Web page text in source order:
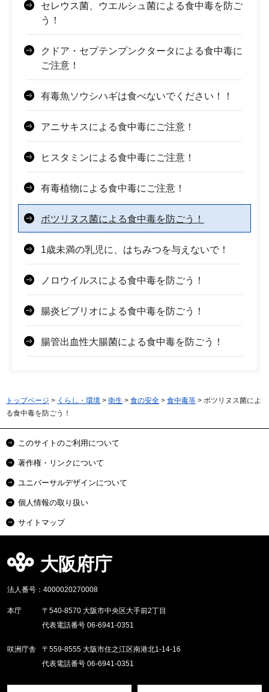
セレウス菌、ウエルシュ菌による食中毒を防ご
う！
クドア・セプテンプンクタータによる食中毒に
ご注意！
有毒魚ソウシハギは食べないでください！！
アニサキスによる食中毒にご注意！
ヒスタミンによる食中毒にご注意！
有毒植物による食中毒にご注意！
ボツリヌス菌による食中毒を防ごう！
1歳未満の乳児に、はちみつを与えないで！
ノロウイルスによる食中毒を防ごう！
腸炎ビブリオによる食中毒を防ごう！
腸管出血性大腸菌による食中毒を防ごう！
トップページ > くらし・環境 > 衛生 > 食の安全 > 食中毒等 > ボツリヌス菌によ
る食中毒を防ごう！
このサイトのご利用について
著作権・リンクについて
ユニバーサルデザインについて
個人情報の取り扱い
サイトマップ
大阪府庁
法人番号：4000020270008
本庁
〒540-8570 大阪市中央区大手前2丁目
代表電話番号 06-6941-0351
咲洲庁舎
〒559-8555 大阪市住之江区南港北1-14-16
代表電話番号 06-6941-0351